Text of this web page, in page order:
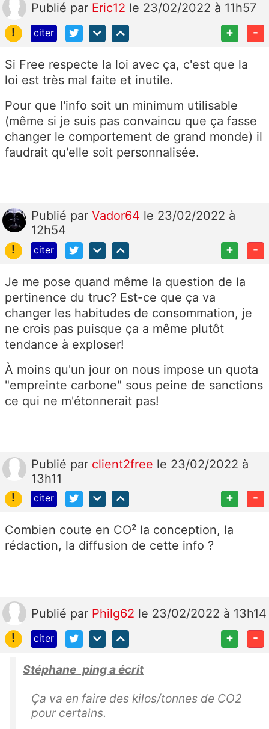
Publié par Eric12 le 23/02/2022 à 11h57
!
citer + -
Si Free respecte la loi avec ça, c'est que la
loi est très mal faite et inutile.
Pour que l'info soit un minimum utilisable
(même si je suis pas convaincu que ça fasse
changer le comportement de grand monde) il
faudrait qu'elle soit personnalisée.
Publié par Vador64 le 23/02/2022 à
12h54
!
citer + -
Je me pose quand même la question de la
pertinence du truc? Est-ce que ça va
changer les habitudes de consommation, je
ne crois pas puisque ça a même plutôt
tendance à exploser!
À moins qu'un jour on nous impose un quota
"empreinte carbone" sous peine de sanctions
ce qui ne m'étonnerait pas!
Publié par client2free le 23/02/2022 à
13h11
!
citer + -
Combien coute en CO² la conception, la
rédaction, la diffusion de cette info ?
Publié par Philg62 le 23/02/2022 à 13h14
!
citer + -
Stéphane_ping a écrit
Ça va en faire des kilos/tonnes de CO2
pour certains.